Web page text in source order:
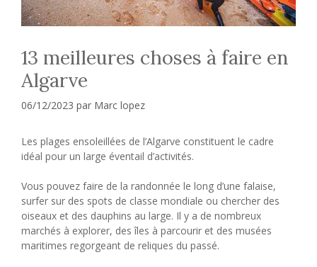
13 meilleures choses à faire en
Algarve
06/12/2023 par Marc lopez
Les plages ensoleillées de l’Algarve constituent le cadre
idéal pour un large éventail d’activités.
Vous pouvez faire de la randonnée le long d’une falaise,
surfer sur des spots de classe mondiale ou chercher des
oiseaux et des dauphins au large. Il y a de nombreux
marchés à explorer, des îles à parcourir et des musées
maritimes regorgeant de reliques du passé.